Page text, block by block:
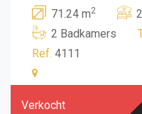
71.24 m2
2 Badkamers
Ref. 4111
Verkocht